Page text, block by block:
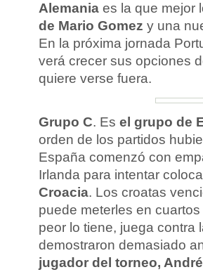
Alemania es la que mejor
de Mario Gomez y una
En la próxima jornada
verá crecer sus opciones
quiere verse fuera.
Grupo C. Es el grupo de
orden de los partidos
España comenzó con
Irlanda para intentar
Croacia. Los croatas
puede meterles en
peor lo tiene, juega contra
demostraron demasiado
jugador del torneo,